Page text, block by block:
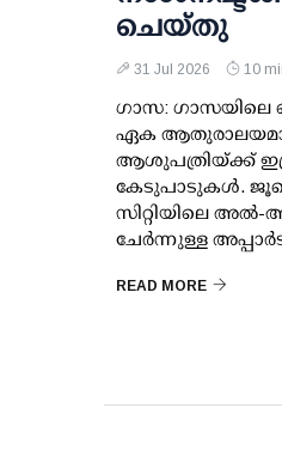
ചെയ്തു
31 Jul 2026 10
ഗാസ:
ഏക
ആശുപത്രിയ്ക്ക്
കേടുപാടുകൾ.
സിറ്റിയിലെ
ചേർന്നുള്ള
READ MORE